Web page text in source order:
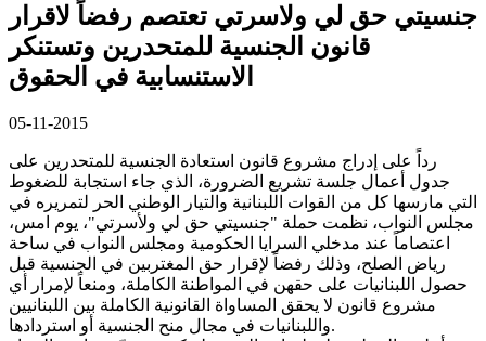
جنسيتي حق لي ولاسرتي تعتصم رفضاً لاقرار
قانون الجنسية للمتحدرين وتستنكر
الاستنسابية في الحقوق
05-11-2015
رداً على إدراج مشروع قانون استعادة الجنسية للمتحدرين على
جدول أعمال جلسة تشريع الضرورة، الذي جاء استجابة للضغوط
التي مارسها كل من القوات اللبنانية والتيار الوطني الحر لتمريره في
مجلس النواب، نظمت حملة "جنسيتي حق لي ولأسرتي"، يوم امس،
اعتصاماً عند مدخلي السرايا الحكومية ومجلس النواب في ساحة
رياض الصلح، وذلك رفضاً لإقرار حق المغتربين في الجنسية قبل
حصول اللبنانيات على حقهن في المواطنة الكاملة، ومنعاً لإمرار أي
مشروع قانون لا يحقق المساواة القانونية الكاملة بين اللبنانيين
واللبنانيات في مجال منح الجنسية أو استردادها.